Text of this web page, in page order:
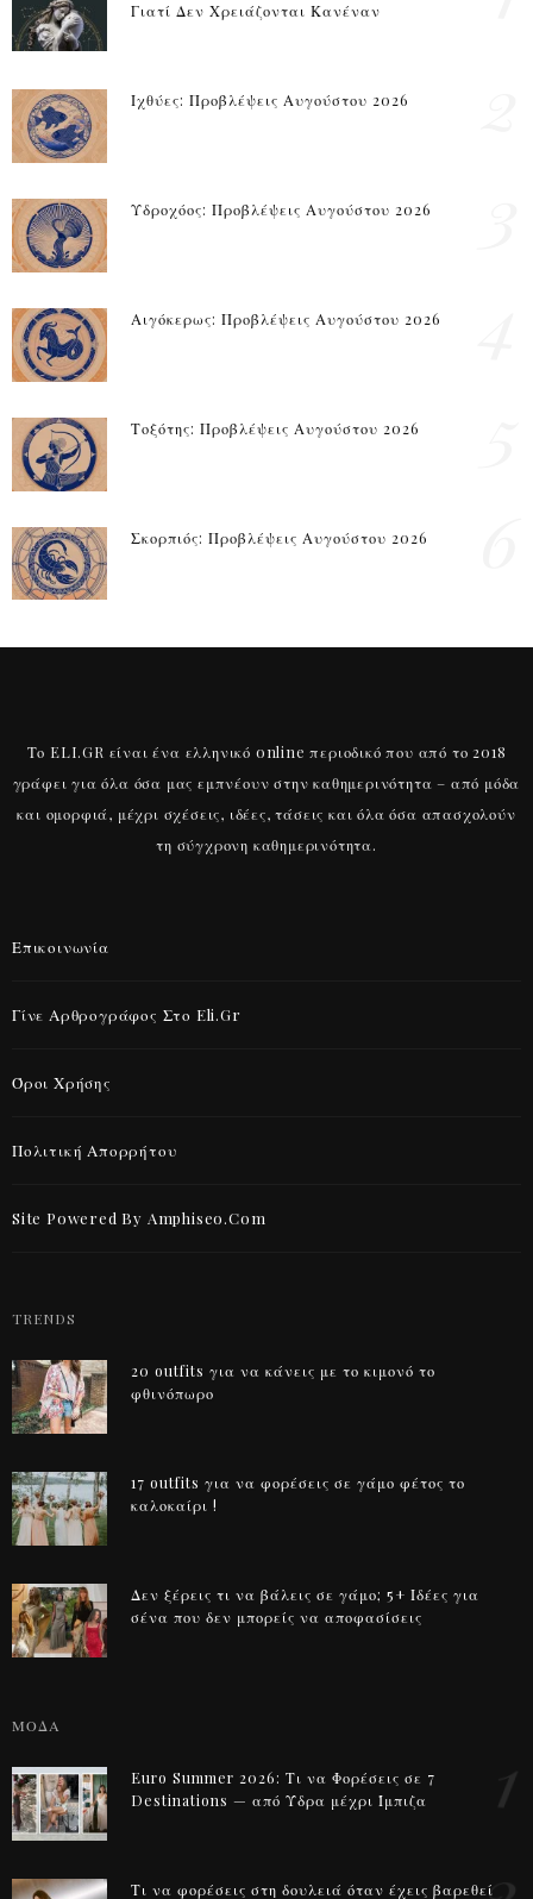
Γιατί Δεν Χρειάζονται Κανέναν
Ιχθύες: Προβλέψεις Αυγούστου 2026
Υδροχόος: Προβλέψεις Αυγούστου 2026
Αιγόκερως: Προβλέψεις Αυγούστου 2026
Τοξότης: Προβλέψεις Αυγούστου 2026
Σκορπιός: Προβλέψεις Αυγούστου 2026
Το ELI.GR είναι ένα ελληνικό online περιοδικό που από το 2018
γράφει για όλα όσα μας εμπνέουν στην καθημερινότητα – από μόδα
και ομορφιά, μέχρι σχέσεις, ιδέες, τάσεις και όλα όσα απασχολούν
τη σύγχρονη καθημερινότητα.
Επικοινωνία
Γίνε Αρθρογράφος Στο Eli.gr
Όροι Χρήσης
Πολιτική Απορρήτου
Site Powered By Amphiseo.com
TRENDS
20 outfits για να κάνεις με το κιμονό το
φθινόπωρο
17 outfits για να φορέσεις σε γάμο φέτος το
καλοκαίρι !
Δεν ξέρεις τι να βάλεις σε γάμο; 5+ Ιδέες για
σένα που δεν μπορείς να αποφασίσεις
ΜΟΔΑ
Euro Summer 2026: Τι να Φορέσεις σε 7
Destinations — από Ύδρα μέχρι Ίμπιζα
Τι να φορέσεις στη δουλειά όταν έχεις βαρεθεί